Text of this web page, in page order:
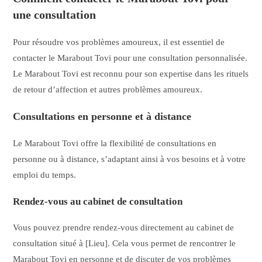
une consultation
Pour résoudre vos problèmes amoureux, il est essentiel de
contacter le Marabout Tovi pour une consultation personnalisée.
Le Marabout Tovi est reconnu pour son expertise dans les rituels
de retour d’affection et autres problèmes amoureux.
Consultations en personne et à distance
Le Marabout Tovi offre la flexibilité de consultations en
personne ou à distance, s’adaptant ainsi à vos besoins et à votre
emploi du temps.
Rendez-vous au cabinet de consultation
Vous pouvez prendre rendez-vous directement au cabinet de
consultation situé à [Lieu]. Cela vous permet de rencontrer le
Marabout Tovi en personne et de discuter de vos problèmes